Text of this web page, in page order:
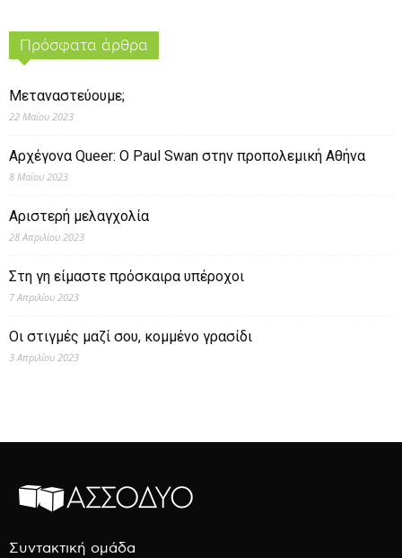
Πρόσφατα άρθρα
Μεταναστεύουμε;
22 Μαΐου 2023
Αρχέγονα Queer: O Paul Swan στην προπολεμική Αθήνα
8 Μαΐου 2023
Αριστερή μελαγχολία
28 Απριλίου 2023
Στη γη είμαστε πρόσκαιρα υπέροχοι
7 Απριλίου 2023
Οι στιγμές μαζί σου, κομμένο γρασίδι
3 Απριλίου 2023
Συντακτική ομάδα